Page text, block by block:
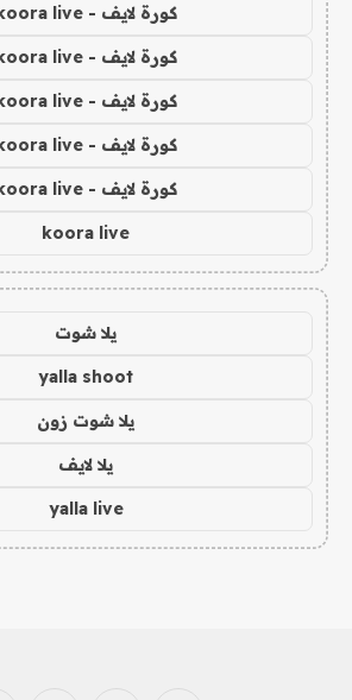
كورة لايف - koora live
كورة لايف - koora live
كورة لايف - koora live
كورة لايف - koora live
كورة لايف - koora live
koora live
يلا شوت
yalla shoot
يلا شوت زون
يلا لايف
yalla live